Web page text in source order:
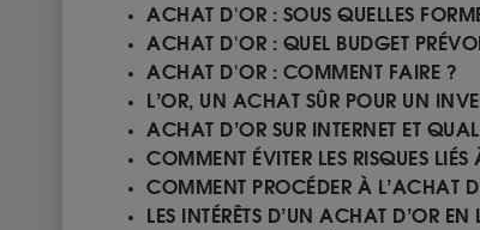
ACHAT D'OR : SOUS QUELLES
ACHAT D'OR : QUEL BUDGET
ACHAT D'OR : COMMENT FAIRE ?
L’OR, UN ACHAT SÛR POUR UN
ACHAT D’OR SUR INTERNET ET
COMMENT ÉVITER LES RISQUES
COMMENT PROCÉDER À L’ACHAT
LES INTÉRÊTS D’UN ACHAT D’OR EN